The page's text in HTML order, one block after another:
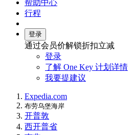
帮助中心
行程
登录
通过会员价解锁折扣立减
登录
了解 One Key 计划详情
我要提建议
Expedia.com
布劳乌堡海岸
开普敦
西开普省